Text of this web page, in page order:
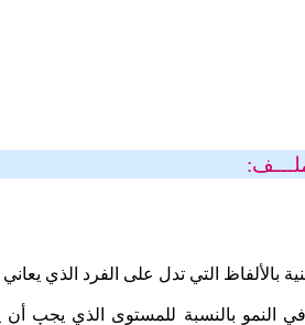
بالألفاظ التي تدل على الفرد الذي يعاني
في النمو بالنسبة للمستوى الذي يجب أن